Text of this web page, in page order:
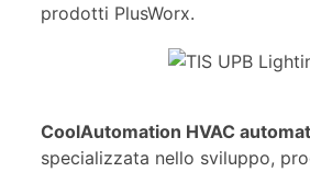
prodotti PlusWorx.
CoolAutomation HVAC
specializzata nello sviluppo,